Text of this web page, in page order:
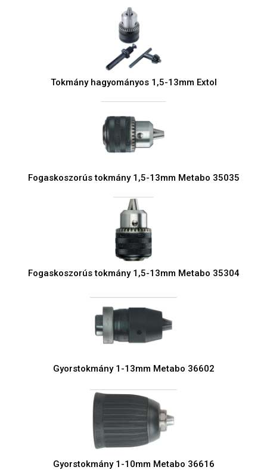
Tokmány hagyományos 1,5-13mm Extol
Fogaskoszorús tokmány 1,5-13mm Metabo 35035
Fogaskoszorús tokmány 1,5-13mm Metabo 35304
Gyorstokmány 1-13mm Metabo 36602
Gyorstokmány 1-10mm Metabo 36616